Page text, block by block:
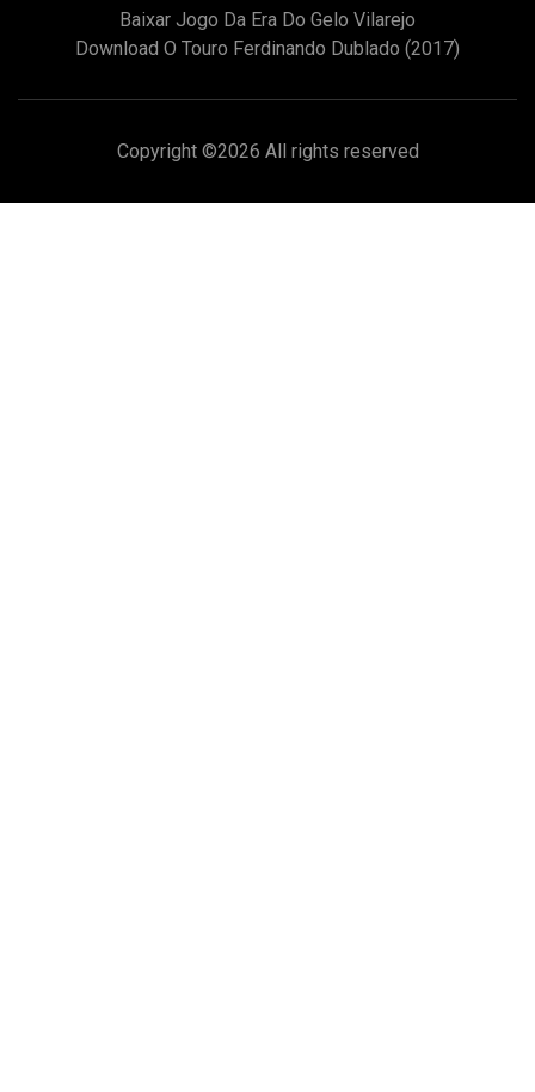
Baixar Jogo Da Era Do Gelo Vilarejo
Download O Touro Ferdinando Dublado (2017)
Copyright ©2026 All rights reserved